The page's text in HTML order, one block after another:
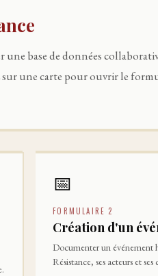
base de données
sur une carte pour ouvrir le
📅
FORMULAIRE 2
Création d'un
Documenter un événement
Résistance, ses acteurs et ses